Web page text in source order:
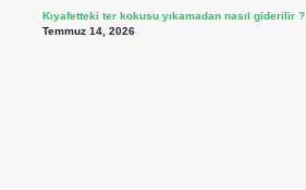
Kıyafetteki ter kokusu yıkamadan nasıl giderilir ?
Temmuz 14, 2026